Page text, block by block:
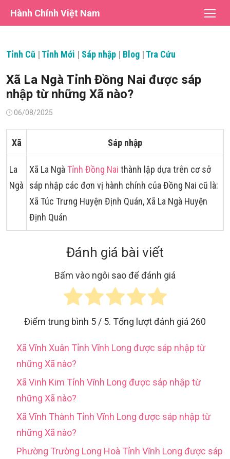
Hành Chính Việt Nam
Tỉnh Cũ | Tỉnh Mới | Sáp nhập | Blog | Tra Cứu
Xã La Ngà Tỉnh Đồng Nai được sáp
nhập từ những Xã nào?
Đăng06/08/2025
Xã Sáp nhập
La
Ngà
Xã La Ngà Tỉnh Đồng Nai thành lập dựa trên cơ sở
sáp nhập các đơn vị hành chính của Đồng Nai cũ là:
Xã Túc Trưng Huyện Định Quán, Xã La Ngà Huyện
Định Quán
Đánh giá bài viết
Bấm vào ngôi sao để đánh giá
Điểm trung bình 5 / 5. Tổng lượt đánh giá 260
Xã Vĩnh Xuân Tỉnh Vĩnh Long được sáp nhập từ
những Xã nào?
Xã Vinh Kim Tỉnh Vĩnh Long được sáp nhập từ
những Xã nào?
Xã Vĩnh Thành Tỉnh Vĩnh Long được sáp nhập từ
những Xã nào?
Phường Trường Long Hoà Tỉnh Vĩnh Long được sáp